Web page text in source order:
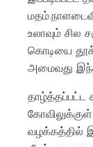
உலாவும் சில
கொடியை
அமைவது
தாழ்த்தப்பட்ட
வழக்கத்தில்